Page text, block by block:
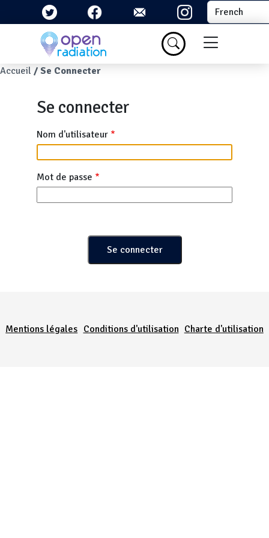
Aller au contenu principal Select your
Menu du
Fil d'Ariane
Accueil Se Connecter
Se connecter
Nom d'utilisateur
Mot de passe
Mentions légales Conditions d'utilisation Charte d'utilisation